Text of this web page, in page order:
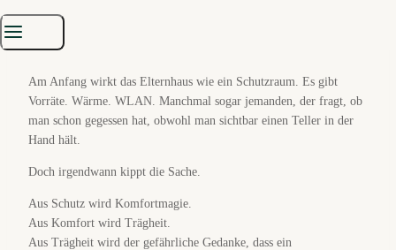
🧭 Die Elternhöhle ist sicher. Genau das ist das
Problem.
Am Anfang wirkt das Elternhaus wie ein Schutzraum. Es gibt
Vorräte. Wärme. WLAN. Manchmal sogar jemanden, der fragt, ob
man schon gegessen hat, obwohl man sichtbar einen Teller in der
Hand hält.
Doch irgendwann kippt die Sache.
Aus Schutz wird Komfortmagie.
Aus Komfort wird Trägheit.
Aus Trägheit wird der gefährliche Gedanke, dass ein